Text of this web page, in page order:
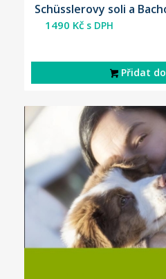
Schüsslerovy soli a
1490 Kč s DPH
Přidat